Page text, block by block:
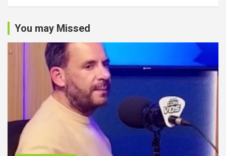
You may Missed